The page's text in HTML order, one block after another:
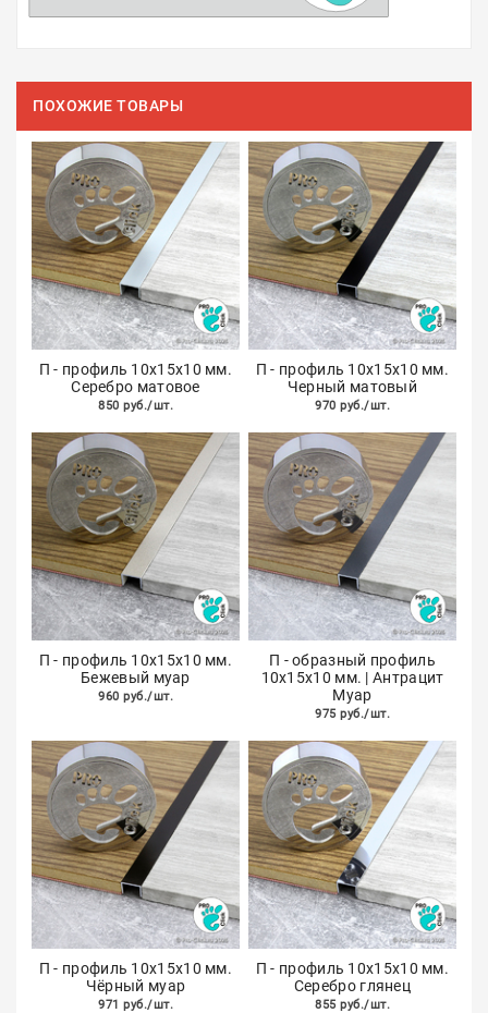
ПОХОЖИЕ ТОВАРЫ
П - профиль 10х15х10 мм.
Серебро матовое
850 руб./шт.
П - профиль 10х15х10 мм.
Черный матовый
970 руб./шт.
П - профиль 10х15х10 мм.
Бежевый муар
960 руб./шт.
П - образный профиль
10х15х10 мм. | Антрацит
Муар
975 руб./шт.
П - профиль 10х15х10 мм.
Чёрный муар
971 руб./шт.
П - профиль 10х15х10 мм.
Серебро глянец
855 руб./шт.